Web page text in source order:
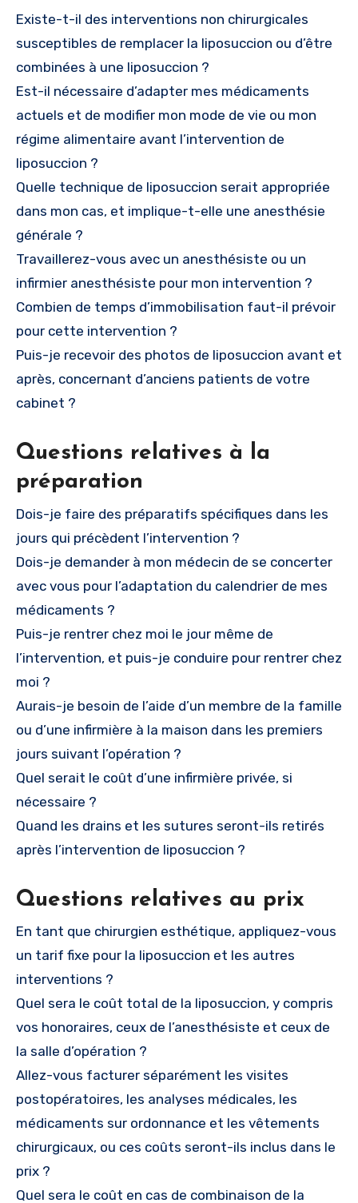
Existe-t-il des interventions non chirurgicales
susceptibles de remplacer la liposuccion ou d’être
combinées à une liposuccion ?
Est-il nécessaire d’adapter mes médicaments
actuels et de modifier mon mode de vie ou mon
régime alimentaire avant l’intervention de
liposuccion ?
Quelle technique de liposuccion serait appropriée
dans mon cas, et implique-t-elle une anesthésie
générale ?
Travaillerez-vous avec un anesthésiste ou un
infirmier anesthésiste pour mon intervention ?
Combien de temps d’immobilisation faut-il prévoir
pour cette intervention ?
Puis-je recevoir des photos de liposuccion avant et
après, concernant d’anciens patients de votre
cabinet ?
Questions relatives à la
préparation
Dois-je faire des préparatifs spécifiques dans les
jours qui précèdent l’intervention ?
Dois-je demander à mon médecin de se concerter
avec vous pour l’adaptation du calendrier de mes
médicaments ?
Puis-je rentrer chez moi le jour même de
l’intervention, et puis-je conduire pour rentrer chez
moi ?
Aurais-je besoin de l’aide d’un membre de la famille
ou d’une infirmière à la maison dans les premiers
jours suivant l’opération ?
Quel serait le coût d’une infirmière privée, si
nécessaire ?
Quand les drains et les sutures seront-ils retirés
après l’intervention de liposuccion ?
Questions relatives au prix
En tant que chirurgien esthétique, appliquez-vous
un tarif fixe pour la liposuccion et les autres
interventions ?
Quel sera le coût total de la liposuccion, y compris
vos honoraires, ceux de l’anesthésiste et ceux de
la salle d’opération ?
Allez-vous facturer séparément les visites
postopératoires, les analyses médicales, les
médicaments sur ordonnance et les vêtements
chirurgicaux, ou ces coûts seront-ils inclus dans le
prix ?
Quel sera le coût en cas de combinaison de la